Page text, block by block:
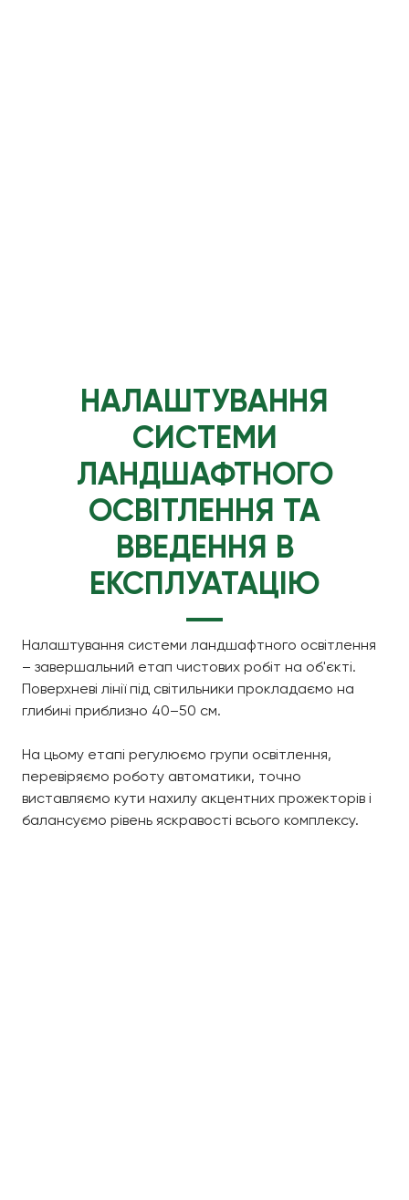
НАЛАШТУВАННЯ
СИСТЕМИ
ЛАНДШАФТНОГО
ОСВІТЛЕННЯ ТА
ВВЕДЕННЯ В
ЕКСПЛУАТАЦІЮ
Налаштування системи ландшафтного освітлення
– завершальний етап чистових робіт на об'єкті.
Поверхневі лінії під світильники прокладаємо на
глибині приблизно 40–50 см.
На цьому етапі регулюємо групи освітлення,
перевіряємо роботу автоматики, точно
виставляємо кути нахилу акцентних прожекторів і
балансуємо рівень яскравості всього комплексу.